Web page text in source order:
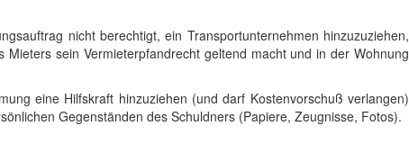
nicht berechtigt, ein Transportunternehmen hinzuzuziehen,
sein Vermieterpfandrecht geltend macht und in der Wohnung
eine Hilfskraft hinzuziehen (und darf Kostenvorschuß verlangen)
Gegenständen des Schuldners (Papiere, Zeugnisse, Fotos).